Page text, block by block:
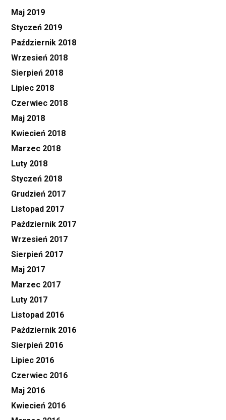
Maj 2019
Styczeń 2019
Październik 2018
Wrzesień 2018
Sierpień 2018
Lipiec 2018
Czerwiec 2018
Maj 2018
Kwiecień 2018
Marzec 2018
Luty 2018
Styczeń 2018
Grudzień 2017
Listopad 2017
Październik 2017
Wrzesień 2017
Sierpień 2017
Maj 2017
Marzec 2017
Luty 2017
Listopad 2016
Październik 2016
Sierpień 2016
Lipiec 2016
Czerwiec 2016
Maj 2016
Kwiecień 2016